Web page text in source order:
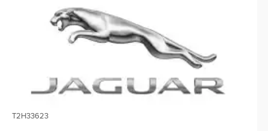
T2H33623